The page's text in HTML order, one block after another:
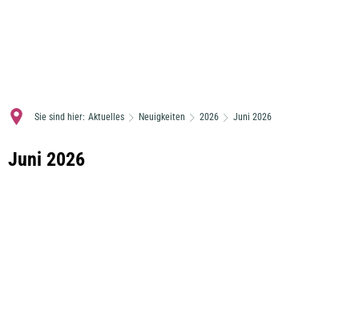
Sie sind hier: Aktuelles Neuigkeiten 2026 Juni 2026
Juni
Juni 2026